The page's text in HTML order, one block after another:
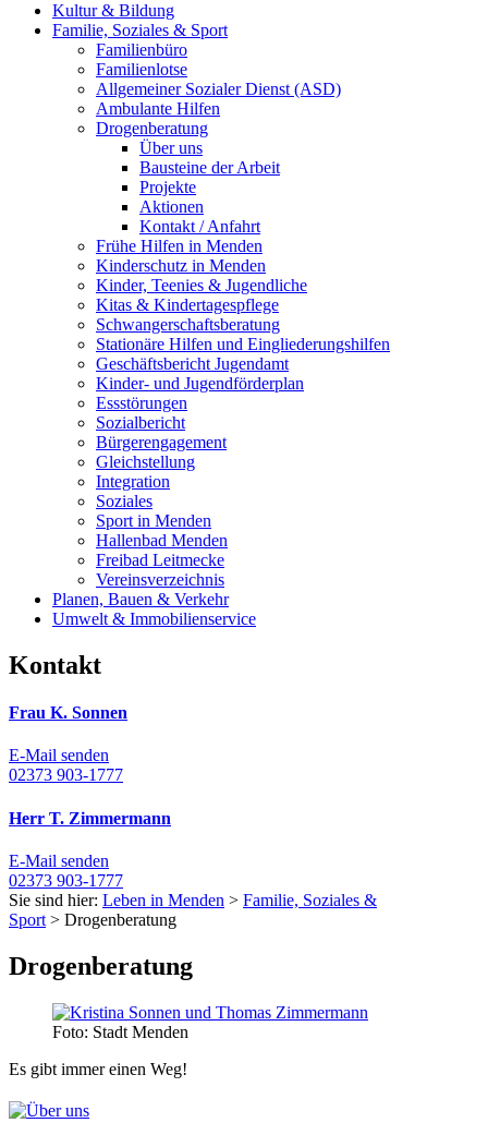
Kultur & Bildung
Familie, Soziales & Sport
Familienbüro
Familienlotse
Allgemeiner Sozialer Dienst (ASD)
Ambulante Hilfen
Drogenberatung
Über uns
Bausteine der Arbeit
Projekte
Aktionen
Kontakt / Anfahrt
Frühe Hilfen in Menden
Kinderschutz in Menden
Kinder, Teenies & Jugendliche
Kitas & Kindertagespflege
Schwangerschaftsberatung
Stationäre Hilfen und Eingliederungshilfen
Geschäftsbericht Jugendamt
Kinder- und Jugendförderplan
Essstörungen
Sozialbericht
Bürgerengagement
Gleichstellung
Integration
Soziales
Sport in Menden
Hallenbad Menden
Freibad Leitmecke
Vereinsverzeichnis
Planen, Bauen & Verkehr
Umwelt & Immobilienservice
Kontakt
Frau K. Sonnen
E-Mail senden
02373 903-1777
Herr T. Zimmermann
E-Mail senden
02373 903-1777
Sie sind hier: Leben in Menden > Familie, Soziales &
Sport > Drogenberatung
Drogenberatung
Foto: Stadt Menden
Es gibt immer einen Weg!